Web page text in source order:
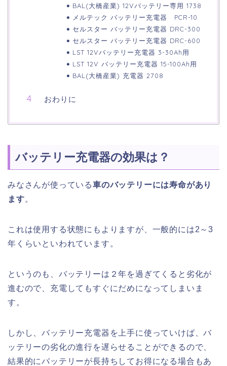
BAL(大橋産業) 12Vバッテリー専用 1738
メルテック バッテリー充電器 PCR-10
セルスター バッテリー充電器 DRC-300
セルスター バッテリー充電器 DRC-600
LST 12Vバッテリー充電器 3-30Ah用
LST 12V バッテリー充電器 15-100Ah用
BAL(大橋産業) 充電器 2708
おわりに
バッテリー充電器の効果は？
みなさんが使っている車のバッテリーには寿命があり
ます。
これは使用する状態にもよりますが、一般的には2～3
年くらいといわれています。
というのも、バッテリーは２年を過ぎてくると劣化が
進むので、充電してもすぐにだめになってしまいま
す。
しかし、バッテリー充電器を上手に使っていけば、バ
ッテリーの劣化の進行を遅らせることができるので、
結果的にバッテリーが長持ちしてお得になる場合もあ